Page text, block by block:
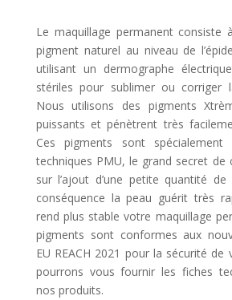
Le maquillage permanent consiste
pigment naturel au niveau de
utilisant un dermographe
stériles pour sublimer ou corriger
Nous utilisons des pigments
puissants et pénètrent très
Ces pigments sont
techniques PMU, le grand secret de
sur l’ajout d’une petite quantité
conséquence la peau guérit très
rend plus stable votre maquillage
pigments sont conformes aux
EU REACH 2021 pour la sécurité de
pourrons vous fournir les fiches
nos produits.